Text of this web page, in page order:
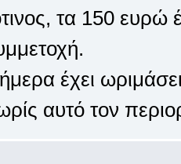
τα 150 ευρώ
έχει
αυτό τον